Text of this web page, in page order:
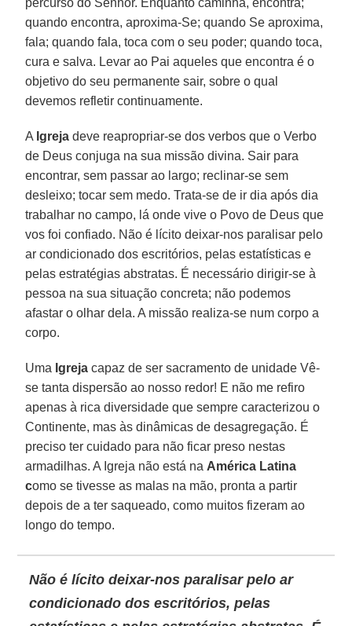
quando encontra, aproxima-Se; quando Se aproxima,
fala; quando fala, toca com o seu poder; quando toca,
cura e salva. Levar ao Pai aqueles que encontra é o
objetivo do seu permanente sair, sobre o qual
devemos refletir continuamente.
A Igreja deve reapropriar-se dos verbos que o Verbo
de Deus conjuga na sua missão divina. Sair para
encontrar, sem passar ao largo; reclinar-se sem
desleixo; tocar sem medo. Trata-se de ir dia após dia
trabalhar no campo, lá onde vive o Povo de Deus que
vos foi confiado. Não é lícito deixar-nos paralisar pelo
ar condicionado dos escritórios, pelas estatísticas e
pelas estratégias abstratas. É necessário dirigir-se à
pessoa na sua situação concreta; não podemos
afastar o olhar dela. A missão realiza-se num corpo a
corpo.
Uma Igreja capaz de ser sacramento de unidade Vê-
se tanta dispersão ao nosso redor! E não me refiro
apenas à rica diversidade que sempre caracterizou o
Continente, mas às dinâmicas de desagregação. É
preciso ter cuidado para não ficar preso nestas
armadilhas. A Igreja não está na América Latina
como se tivesse as malas na mão, pronta a partir
depois de a ter saqueado, como muitos fizeram ao
longo do tempo.
Não é lícito deixar-nos paralisar pelo ar
condicionado dos escritórios, pelas